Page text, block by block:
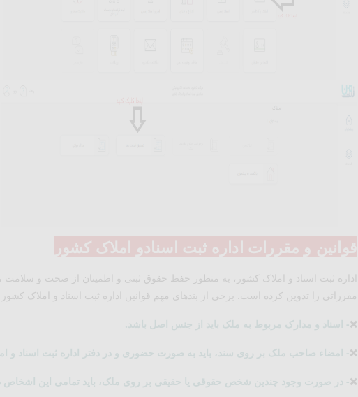
قوانین و مقررات اداره ثبت اسنادو املاک کشور
اداره ثبت اسناد و املاک کشور، به منظور حفظ حقوق ثبتی و اطمینان از صحت و سلامت
مقرراتی را تدوین کرده است. برخی از بندهای مهم قوانین اداره ثبت اسناد و املاک
❌- اسناد و مدارک مربوط به ملک باید از جنس اصل باشد.
❌- امضاء صاحب ملک بر روی سند، باید به صورت حضوری و در دفتر اداره ثبت اسناد و
❌- در صورت وجود چندین شخص حقوقی یا حقیقی بر روی ملک، باید تمامی این اشخاص